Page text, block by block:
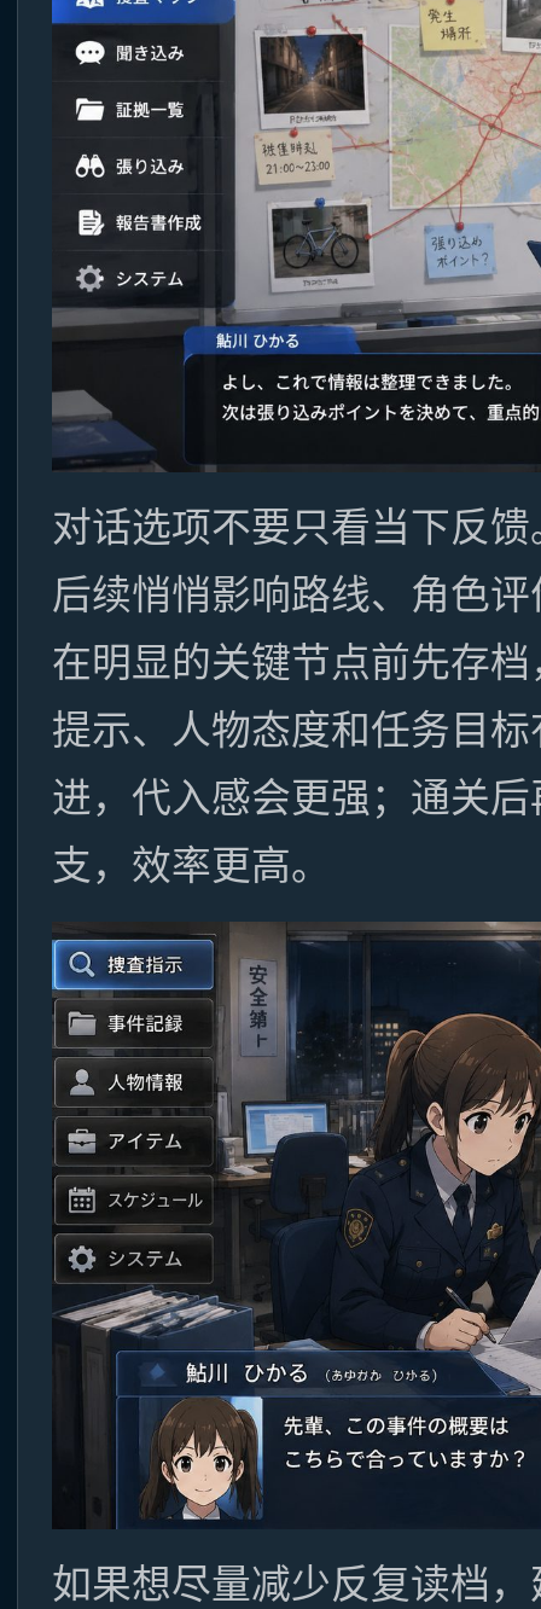
对话选项不要只看当下反
后续悄悄影响路线、角色
在明显的关键节点前先存
提示、人物态度和任务目
进，代入感会更强；通关
支，效率更高。
如果想尽量减少反复读档